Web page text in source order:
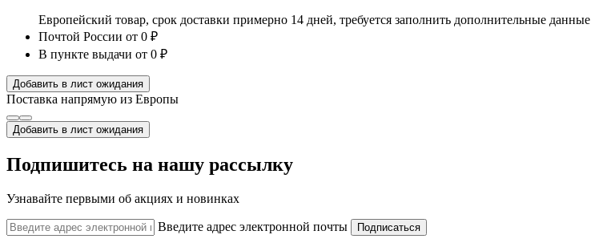
Европейский товар, срок доставки примерно 14 дней, требуется заполнить дополнительные данные
Почтой России от 0 ₽
В пункте выдачи от 0 ₽
Добавить в лист ожидания
Поставка напрямую из Европы
Добавить в лист ожидания
Подпишитесь на нашу рассылку
Узнавайте первыми об акциях и новинках
Введите адрес электронной почты Подписаться